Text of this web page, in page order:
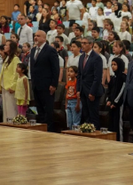
Magazin
Müzik
Piyasa
Resmi